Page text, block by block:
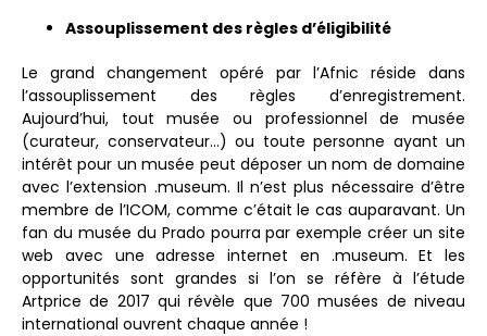
Assouplissement des règles d’éligibilité
Le grand changement opéré par l’Afnic réside dans
l’assouplissement des règles d’enregistrement.
Aujourd’hui, tout musée ou professionnel de musée
(curateur, conservateur…) ou toute personne ayant un
intérêt pour un musée peut déposer un nom de domaine
avec l’extension .museum. Il n’est plus nécessaire d’être
membre de l’ICOM, comme c’était le cas auparavant. Un
fan du musée du Prado pourra par exemple créer un site
web avec une adresse internet en .museum. Et les
opportunités sont grandes si l’on se réfère à l’étude
Artprice de 2017 qui révèle que 700 musées de niveau
international ouvrent chaque année !